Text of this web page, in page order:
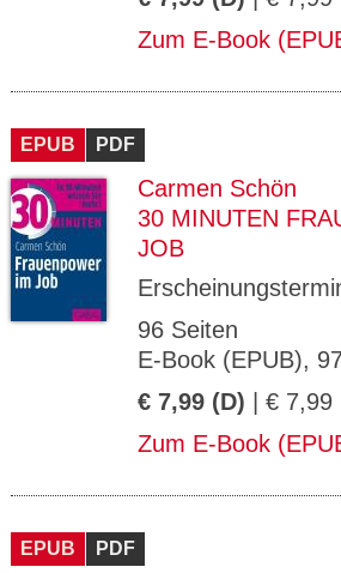
Zum E-Book
EPUB PDF
Carmen Schön
30 MINUTEN
JOB
96 Seiten
E-Book (EPUB),
€ 7,99 (D) | € 7,99
Zum E-Book
EPUB PDF